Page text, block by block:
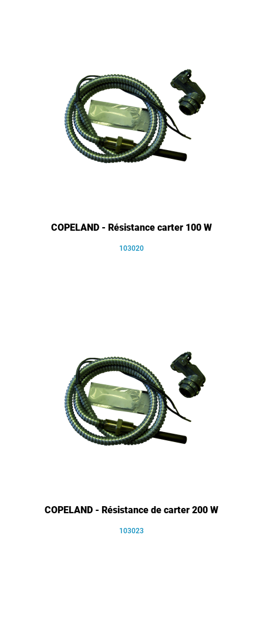
COPELAND - Résistance carter 100 W
103020
COPELAND - Résistance de carter 200 W
103023